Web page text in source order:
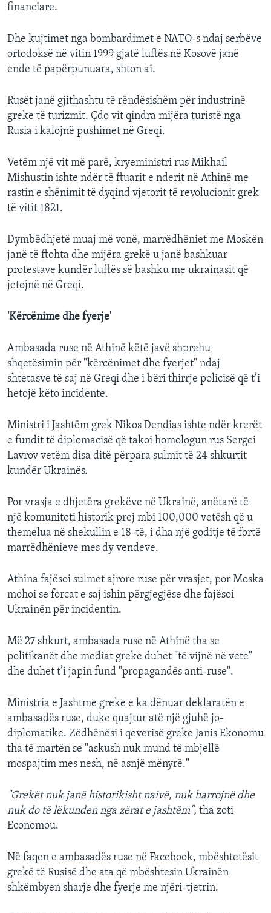
financiare.
Dhe kujtimet nga bombardimet e NATO-s ndaj serbëve
ortodoksë në vitin 1999 gjatë luftës në Kosovë janë
ende të papërpunuara, shton ai.
Rusët janë gjithashtu të rëndësishëm për industrinë
greke të turizmit. Çdo vit qindra mijëra turistë nga
Rusia i kalojnë pushimet në Greqi.
Vetëm një vit më parë, kryeministri rus Mikhail
Mishustin ishte ndër të ftuarit e nderit në Athinë me
rastin e shënimit të dyqind vjetorit të revolucionit grek
të vitit 1821.
Dymbëdhjetë muaj më vonë, marrëdhëniet me Moskën
janë të ftohta dhe mijëra grekë u janë bashkuar
protestave kundër luftës së bashku me ukrainasit që
jetojnë në Greqi.
'Kërcënime dhe fyerje'
Ambasada ruse në Athinë këtë javë shprehu
shqetësimin për "kërcënimet dhe fyerjet" ndaj
shtetasve të saj në Greqi dhe i bëri thirrje policisë që t’i
hetojë këto incidente.
Ministri i Jashtëm grek Nikos Dendias ishte ndër krerët
e fundit të diplomacisë që takoi homologun rus Sergei
Lavrov vetëm disa ditë përpara sulmit të 24 shkurtit
kundër Ukrainës.
Por vrasja e dhjetëra grekëve në Ukrainë, anëtarë të
një komuniteti historik prej mbi 100,000 vetësh që u
themelua në shekullin e 18-të, i dha një goditje të fortë
marrëdhënieve mes dy vendeve.
Athina fajësoi sulmet ajrore ruse për vrasjet, por Moska
mohoi se forcat e saj ishin përgjegjëse dhe fajësoi
Ukrainën për incidentin.
Më 27 shkurt, ambasada ruse në Athinë tha se
politikanët dhe mediat greke duhet "të vijnë në vete"
dhe duhet t’i japin fund "propagandës anti-ruse".
Ministria e Jashtme greke e ka dënuar deklaratën e
ambasadës ruse, duke quajtur atë një gjuhë jo-
diplomatike. Zëdhënësi i qeverisë greke Janis Ekonomu
tha të martën se "askush nuk mund të mbjellë
mospajtim mes nesh, në asnjë mënyrë."
"Grekët nuk janë historikisht naivë, nuk harrojnë dhe
nuk do të lëkunden nga zërat e jashtëm", tha zoti
Economou.
Në faqen e ambasadës ruse në Facebook, mbështetësit
grekë të Rusisë dhe ata që mbështesin Ukrainën
shkëmbyen sharje dhe fyerje me njëri-tjetrin.